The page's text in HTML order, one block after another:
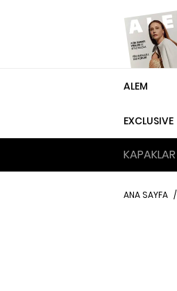
ALEM
EXCLUSIVE
KAPAKLAR
ANA SAYFA /